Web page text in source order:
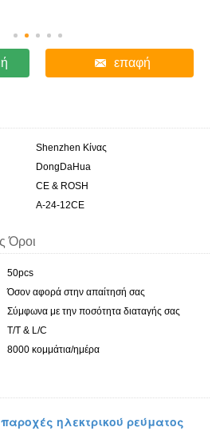
επαφή
Shenzhen Κίνας
DongDaHua
CE & ROSH
Α-24-12CE
Όροι
50pcs
Όσον αφορά στην απαίτησή σας
Σύμφωνα με την ποσότητα διαταγής σας
T/T & L/C
8000 κομμάτια/ημέρα
ηλεκτρικού ρεύματος